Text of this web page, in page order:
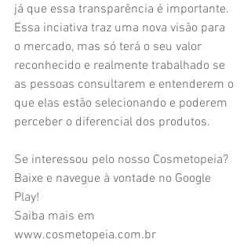
já que essa transparência é importante.
Essa inciativa traz uma nova visão para
o mercado, mas só terá o seu valor
reconhecido e realmente trabalhado se
as pessoas consultarem e entenderem o
que elas estão selecionando e poderem
perceber o diferencial dos produtos.
Se interessou pelo nosso Cosmetopeia?
Baixe e navegue à vontade no Google
Play!
Saiba mais em
www.cosmetopeia.com.br